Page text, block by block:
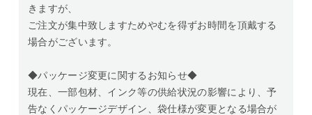
きますが、
ご注文が集中致しますためやむを得ずお時間を頂戴する
場合がございます。
◆パッケージ変更に関するお知らせ◆
現在、一部包材、インク等の供給状況の影響により、予
告なくパッケージデザイン、袋仕様が変更となる場合が